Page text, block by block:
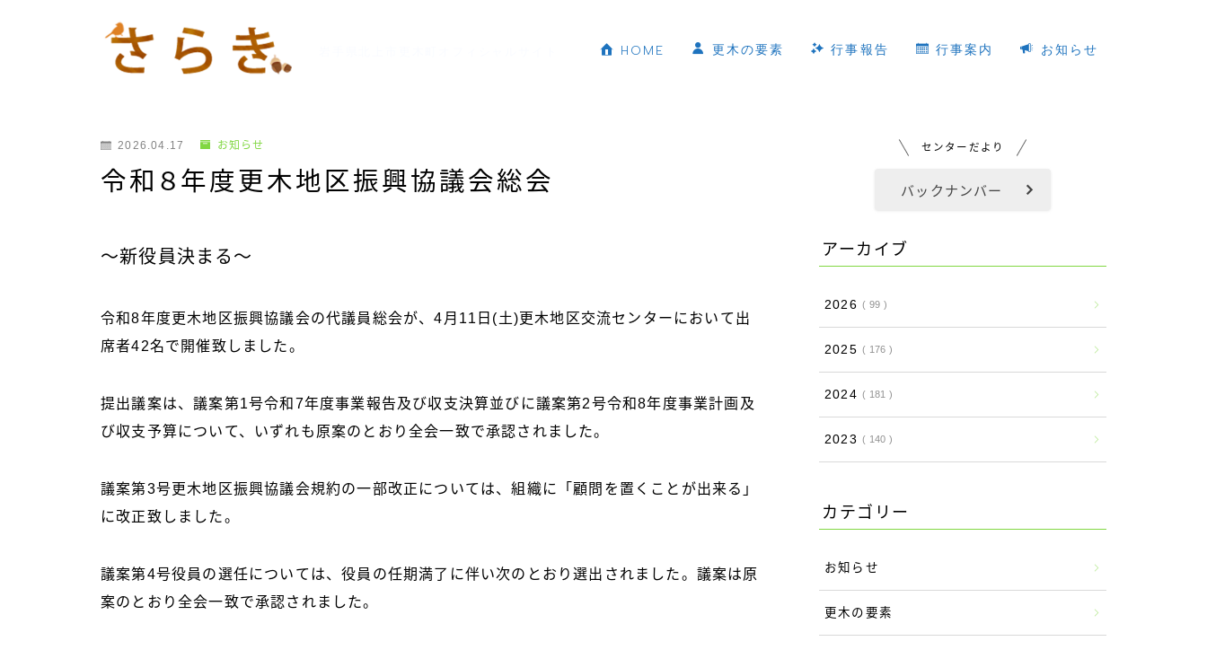
HOME 更木の要素 行事報告 行事案内 お知らせ
2026.04.17 お知らせ
令和８年度更木地区振興協議会総会
～新役員決まる～
令和8年度更木地区振興協議会の代議員総会が、4月11日(土)更木地区交流センターにおいて出
席者42名で開催致しました。
提出議案は、議案第1号令和7年度事業報告及び収支決算並びに議案第2号令和8年度事業計画及
び収支予算について、いずれも原案のとおり全会一致で承認されました。
議案第3号更木地区振興協議会規約の一部改正については、組織に「顧問を置くことが出来る」
に改正致しました。
議案第4号役員の選任については、役員の任期満了に伴い次のとおり選出されました。議案は原
案のとおり全会一致で承認されました。
センターだより
バックナンバー
アーカイブ
2026 99
2025 176
2024 181
2023 140
カテゴリー
お知らせ
更木の要素